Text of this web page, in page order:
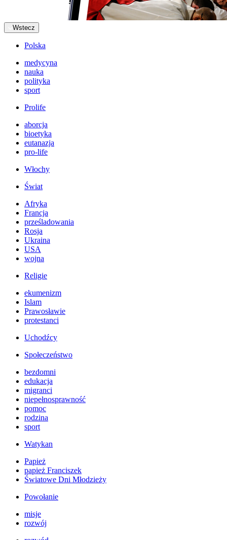
Wstecz
Polska
medycyna
nauka
polityka
sport
Prolife
aborcja
bioetyka
eutanazja
pro-life
Włochy
Świat
Afryka
Francja
prześladowania
Rosja
Ukraina
USA
wojna
Religie
ekumenizm
Islam
Prawosławie
protestanci
Uchodźcy
Społeczeństwo
bezdomni
edukacja
migranci
niepełnosprawność
pomoc
rodzina
sport
Watykan
Papież
papież Franciszek
Światowe Dni Młodzieży
Powołanie
misje
rozwój